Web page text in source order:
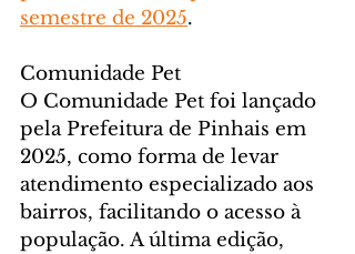
semestre de 2025.
Comunidade Pet
O Comunidade Pet foi lançado
pela Prefeitura de Pinhais em
2025, como forma de levar
atendimento especializado aos
bairros, facilitando o acesso à
população. A última edição,